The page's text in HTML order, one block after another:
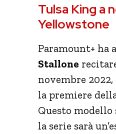
Tulsa King a
Yellowstone
Paramount+ ha
Stallone
novembre
la premiere
Questo modello
la serie sarà